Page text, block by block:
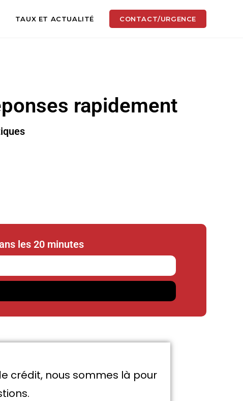
TAUX ET ACTUALITÉ CONTACT/URGENCE
rapidement
les 20 minutes
crédit, nous sommes là pour